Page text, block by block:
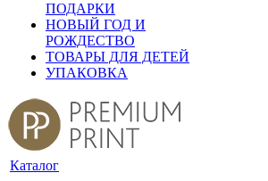
ПОДАРКИ
НОВЫЙ ГОД И
РОЖДЕСТВО
ТОВАРЫ ДЛЯ ДЕТЕЙ
УПАКОВКА
Каталог